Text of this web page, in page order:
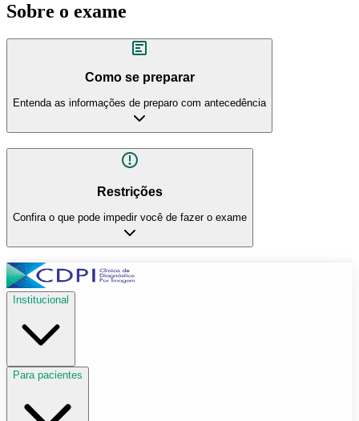
Sobre o exame
Como se preparar
Entenda as informações de preparo com antecedência
Restrições
Confira o que pode impedir você de fazer o exame
Institucional
Para pacientes